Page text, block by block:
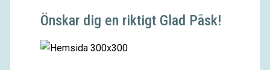
Önskar dig en riktigt Glad Påsk!